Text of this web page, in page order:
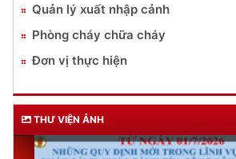
Quản lý xuất nhập cảnh
Phòng cháy chữa cháy
Đơn vị thực hiện
THƯ VIỆN ẢNH